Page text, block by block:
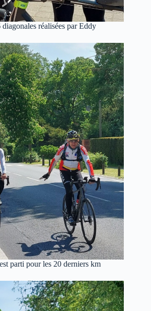
réalisées par Eddy
parti pour les 20 derniers km